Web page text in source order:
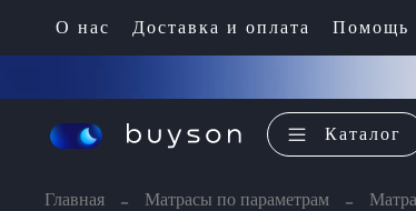
О нас Доставка и оплата Помощь
Каталог
Главная Матрасы по параметрам